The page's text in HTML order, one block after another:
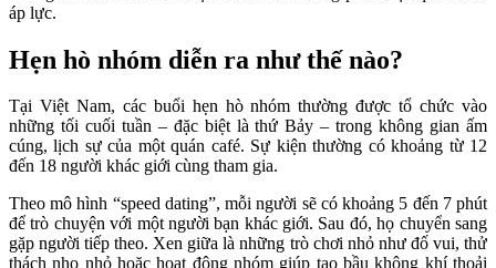
áp lực.
Hẹn hò nhóm diễn ra như thế nào?
Tại Việt Nam, các buổi hẹn hò nhóm thường được tổ chức vào
những tối cuối tuần – đặc biệt là thứ Bảy – trong không gian ấm
cúng, lịch sự của một quán café. Sự kiện thường có khoảng từ 12
đến 18 người khác giới cùng tham gia.
Theo mô hình “speed dating”, mỗi người sẽ có khoảng 5 đến 7 phút
để trò chuyện với một người bạn khác giới. Sau đó, họ chuyển sang
gặp người tiếp theo. Xen giữa là những trò chơi nhỏ như đố vui, thử
thách nho nhỏ hoặc hoạt động nhóm giúp tạo bầu không khí thoải